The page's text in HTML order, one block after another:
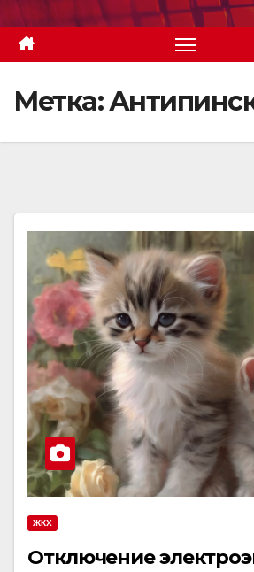
Метка:
ЖКХ
Отключение